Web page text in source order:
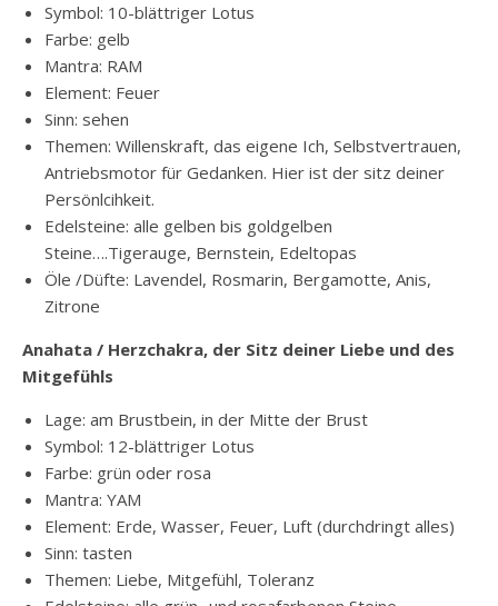
Symbol: 10-blättriger Lotus
Farbe: gelb
Mantra: RAM
Element: Feuer
Sinn: sehen
Themen: Willenskraft, das eigene Ich, Selbstvertrauen,
Antriebsmotor für Gedanken. Hier ist der sitz deiner
Persönlcihkeit.
Edelsteine: alle gelben bis goldgelben
Steine….Tigerauge, Bernstein, Edeltopas
Öle /Düfte: Lavendel, Rosmarin, Bergamotte, Anis,
Zitrone
Anahata / Herzchakra, der Sitz deiner Liebe und des
Mitgefühls
Lage: am Brustbein, in der Mitte der Brust
Symbol: 12-blättriger Lotus
Farbe: grün oder rosa
Mantra: YAM
Element: Erde, Wasser, Feuer, Luft (durchdringt alles)
Sinn: tasten
Themen: Liebe, Mitgefühl, Toleranz